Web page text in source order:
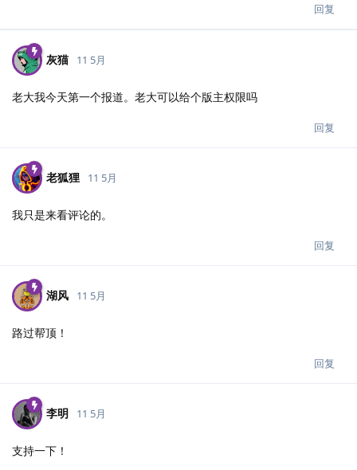
回复
灰猫 11 5月
老大我今天第一个报道。老大可以给个版主权限吗
回复
老狐狸 11 5月
我只是来看评论的。
回复
湖风 11 5月
路过帮顶！
回复
李明 11 5月
支持一下！